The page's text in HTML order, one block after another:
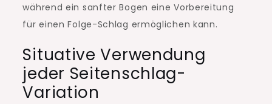
während ein sanfter Bogen eine Vorbereitung
für einen Folge-Schlag ermöglichen kann.
Situative Verwendung
jeder Seitenschlag-
Variation